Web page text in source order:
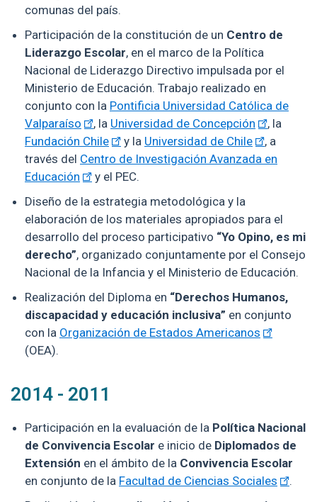
comunas del país.
Participación de la constitución de un Centro de
Liderazgo Escolar, en el marco de la Política
Nacional de Liderazgo Directivo impulsada por el
Ministerio de Educación. Trabajo realizado en
conjunto con la Pontificia Universidad Católica de
Valparaíso
, la Universidad de Concepción
, la
Fundación Chile
y la Universidad de Chile
, a
través del Centro de Investigación Avanzada en
Educación
y el PEC.
Diseño de la estrategia metodológica y la
elaboración de los materiales apropiados para el
desarrollo del proceso participativo “Yo Opino, es mi
derecho”, organizado conjuntamente por el Consejo
Nacional de la Infancia y el Ministerio de Educación.
Realización del Diploma en “Derechos Humanos,
discapacidad y educación inclusiva” en conjunto
con la Organización de Estados Americanos
(OEA).
2014 - 2011
Participación en la evaluación de la Política Nacional
de Convivencia Escolar e inicio de Diplomados de
Extensión en el ámbito de la Convivencia Escolar
en conjunto de la Facultad de Ciencias Sociales
.